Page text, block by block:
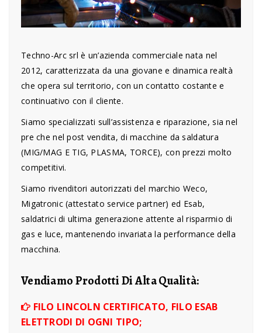
Techno-Arc srl è un’azienda commerciale nata nel
2012, caratterizzata da una giovane e dinamica realtà
che opera sul territorio, con un contatto costante e
continuativo con il cliente.
Siamo specializzati sull’assistenza e riparazione, sia nel
pre che nel post vendita, di macchine da saldatura
(MIG/MAG E TIG, PLASMA, TORCE), con prezzi molto
competitivi.
Siamo rivenditori autorizzati del marchio Weco,
Migatronic (attestato service partner) ed Esab,
saldatrici di ultima generazione attente al risparmio di
gas e luce, mantenendo invariata la performance della
macchina.
Vendiamo Prodotti Di Alta Qualità:
FILO LINCOLN CERTIFICATO, FILO ESAB
ELETTRODI DI OGNI TIPO;